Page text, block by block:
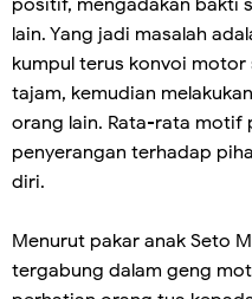
positif, mengadakan bakti
lain. Yang jadi masalah
kumpul terus konvoi
tajam, kemudian
orang lain. Rata-rata motif
penyerangan terhadap
diri.
Menurut pakar anak Seto
tergabung dalam geng